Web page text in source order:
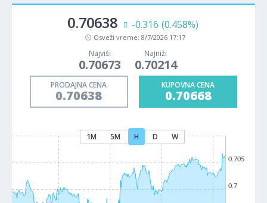
0.70638 -0.316 (0.458%)
Osveži vreme: 8/7/2026 17:17
Najviši
0.70673
Najniži
0.70214
PRODAJNA CENA
0.70638
KUPOVNA CENA
0.70668
1M 5M H D W
0.7
0.705